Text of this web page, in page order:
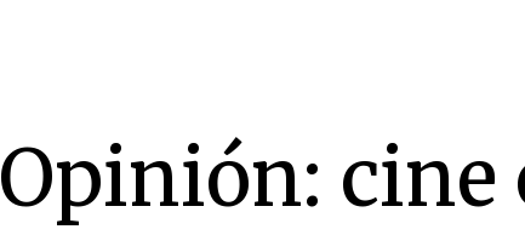
Opinión: cine